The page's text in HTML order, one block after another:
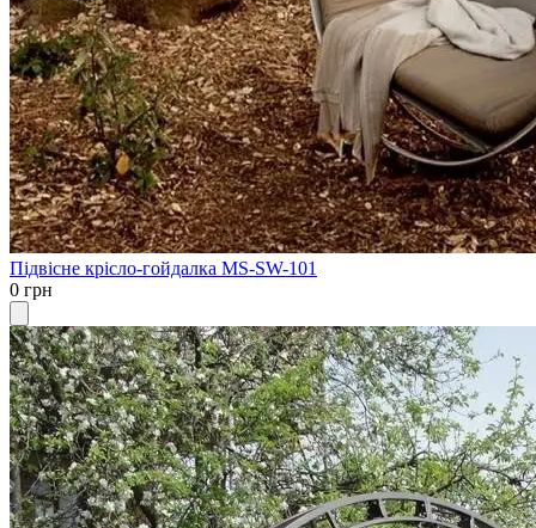
Підвісне крісло-гойдалка MS-SW-101
0 грн